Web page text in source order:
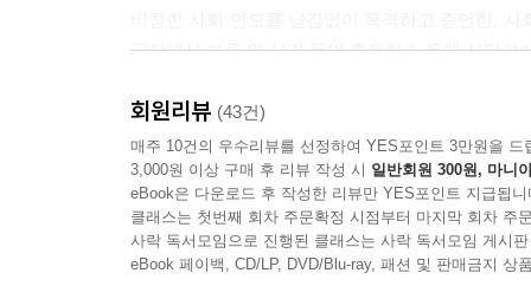
공장에서 하루 열 시간 동안 혹독한 노동에 시달
급속히 성장하여 정치적으로나 경제적으로
중산계급에 널리 퍼졌던 사회적 욕망을 충실히
‘신사’가 되려는 주인공 핍의 ‘정신적 사회적 성
그를 둘러싼 다양한 등장인물들의 보편적 욕망과
디킨스 전공자이자 이 책의 역자이기도 한 국민
복합성, 그리고 상징적 깊이를 띠는 훌륭한 소
회원리뷰 (43건)
매주 10건의 우수리뷰를 선정하여 YES포인트 3만원을 드
3,000원 이상 구매 후 리뷰 작성 시 일반회원 300원, 마니
eBook은 다운로드 후 작성한 리뷰만 YES포인트 지급됩니
클래스는 첫번째 회차 주문확정 시점부터 마지막 회차 주
사락 독서모임으로 진행된 클래스는 사락 독서모임 게시
eBook 페이백, CD/LP, DVD/Blu-ray, 패션 및 판매금지 상